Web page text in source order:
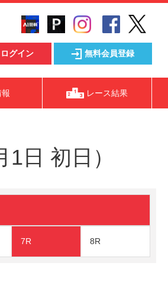
ログイン 無料会員登録
レース結果
日 初日）
7R 8R